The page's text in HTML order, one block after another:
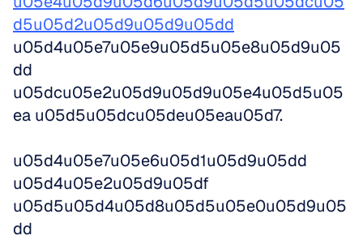
d5u05d2u05d9u05d9u05dd
u05d4u05e7u05e9u05d5u05e8u05d9u05
dd
u05dcu05e2u05d9u05d9u05e4u05d5u05
ea u05d5u05dcu05deu05eau05d7.
u05d4u05e7u05e6u05d1u05d9u05dd
u05d4u05e2u05d9u05df
u05d5u05d4u05d8u05d5u05e0u05d9u05
dd